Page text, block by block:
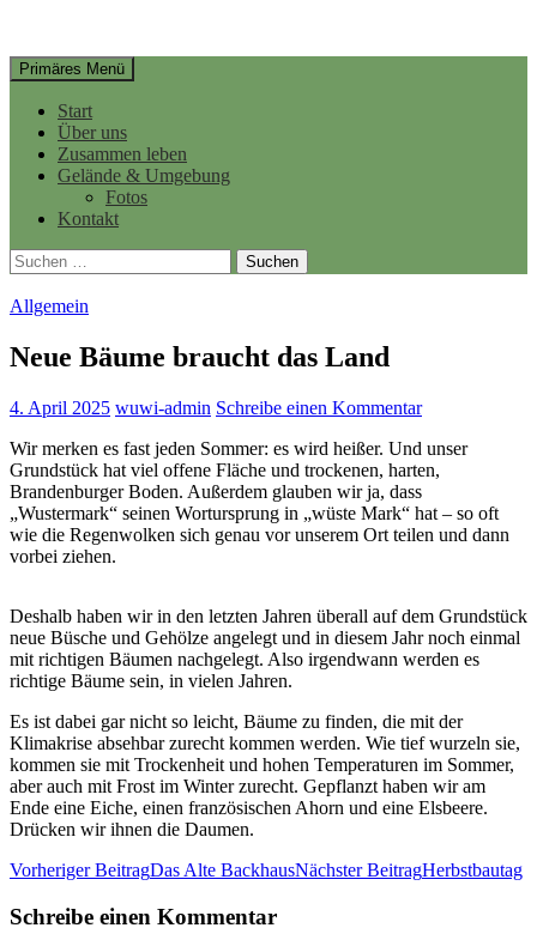
Suchen
Primäres Menü
zum
Start
Über uns
Zusammen leben
Gelände & Umgebung
Fotos
Kontakt
Suchen
nach:
Allgemein
Neue Bäume braucht das Land
4. April 2025 wuwi-admin Schreibe einen Kommentar
Wir merken es fast jeden Sommer: es wird heißer. Und unser
Grundstück hat viel offene Fläche und trockenen, harten,
Brandenburger Boden. Außerdem glauben wir ja, dass
„Wustermark“ seinen Wortursprung in „wüste Mark“ hat – so oft
wie die Regenwolken sich genau vor unserem Ort teilen und dann
vorbei ziehen.
Deshalb haben wir in den letzten Jahren überall auf dem Grundstück
neue Büsche und Gehölze angelegt und in diesem Jahr noch einmal
mit richtigen Bäumen nachgelegt. Also irgendwann werden es
richtige Bäume sein, in vielen Jahren.
Es ist dabei gar nicht so leicht, Bäume zu finden, die mit der
Klimakrise absehbar zurecht kommen werden. Wie tief wurzeln sie,
kommen sie mit Trockenheit und hohen Temperaturen im Sommer,
aber auch mit Frost im Winter zurecht. Gepflanzt haben wir am
Ende eine Eiche, einen französischen Ahorn und eine Elsbeere.
Drücken wir ihnen die Daumen.
Beitrags-
Navigation
Vorheriger BeitragDas Alte BackhausNächster BeitragHerbstbautag
Schreibe einen Kommentar